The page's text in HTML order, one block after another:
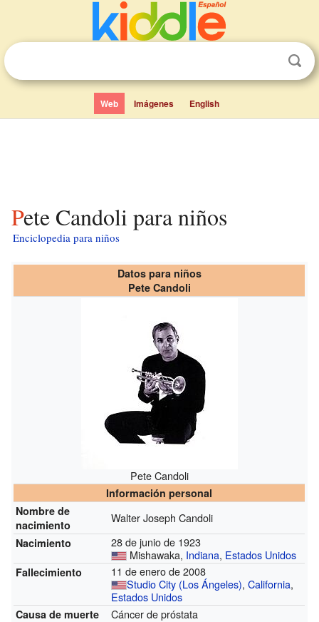
Web Imágenes English
Pete Candoli para niños
Enciclopedia para niños
Datos para niños
Pete Candoli
Pete Candoli
Información personal
Nombre de
nacimiento
Walter Joseph Candoli
Nacimiento
28 de junio de 1923
Mishawaka, Indiana, Estados Unidos
Fallecimiento
11 de enero de 2008
Studio City (Los Ángeles),California,
Estados Unidos
Causa de muerte Cáncer de próstata